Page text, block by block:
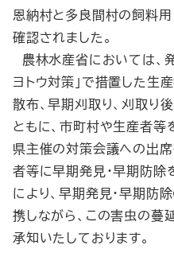
恩納村と多良間村の飼料用
確認されました。
農林水産省においては、
ヨトウ対策」で措置した生
散布、早期刈取り、刈取り
ともに、市町村や生産者等
県主催の対策会議への出
者等に早期発見・早期防除
により、早期発見・早期防
携しながら、この害虫の蔓
承知いたしております。